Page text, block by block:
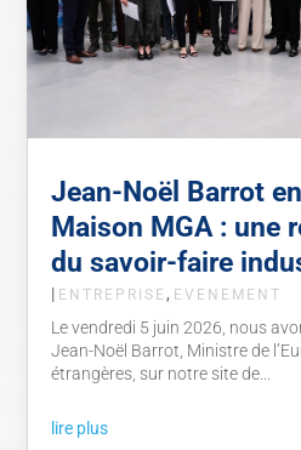
Jean-Noël Barrot
Maison MGA : une
du savoir-faire
| ENTREPRISE , EVENEMENT
Le vendredi 5 juin 2026, nous
Jean-Noël Barrot, Ministre de
étrangères, sur notre site de...
lire plus